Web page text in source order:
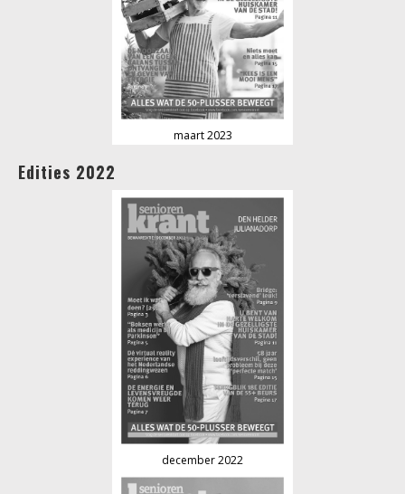
maart 2023
Edities 2022
december 2022